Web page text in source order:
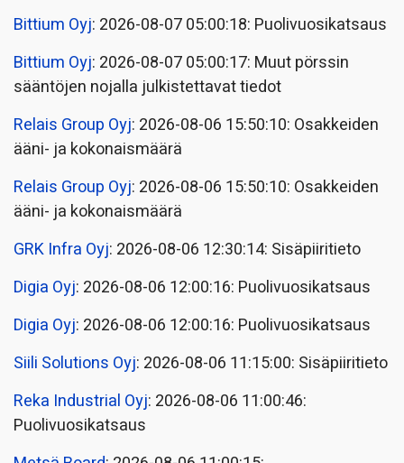
Bittium Oyj: 2026-08-07 05:00:18: Puolivuosikatsaus
Bittium Oyj: 2026-08-07 05:00:17: Muut pörssin
sääntöjen nojalla julkistettavat tiedot
Relais Group Oyj: 2026-08-06 15:50:10: Osakkeiden
ääni- ja kokonaismäärä
Relais Group Oyj: 2026-08-06 15:50:10: Osakkeiden
ääni- ja kokonaismäärä
GRK Infra Oyj: 2026-08-06 12:30:14: Sisäpiiritieto
Digia Oyj: 2026-08-06 12:00:16: Puolivuosikatsaus
Digia Oyj: 2026-08-06 12:00:16: Puolivuosikatsaus
Siili Solutions Oyj: 2026-08-06 11:15:00: Sisäpiiritieto
Reka Industrial Oyj: 2026-08-06 11:00:46:
Puolivuosikatsaus